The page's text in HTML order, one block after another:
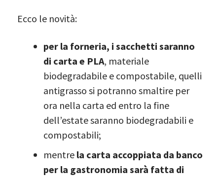
Ecco le novità:
per la forneria, i sacchetti saranno
di carta e PLA, materiale
biodegradabile e compostabile, quelli
antigrasso si potranno smaltire per
ora nella carta ed entro la fine
dell’estate saranno biodegradabili e
compostabili;
mentre la carta accoppiata da banco
per la gastronomia sarà fatta di